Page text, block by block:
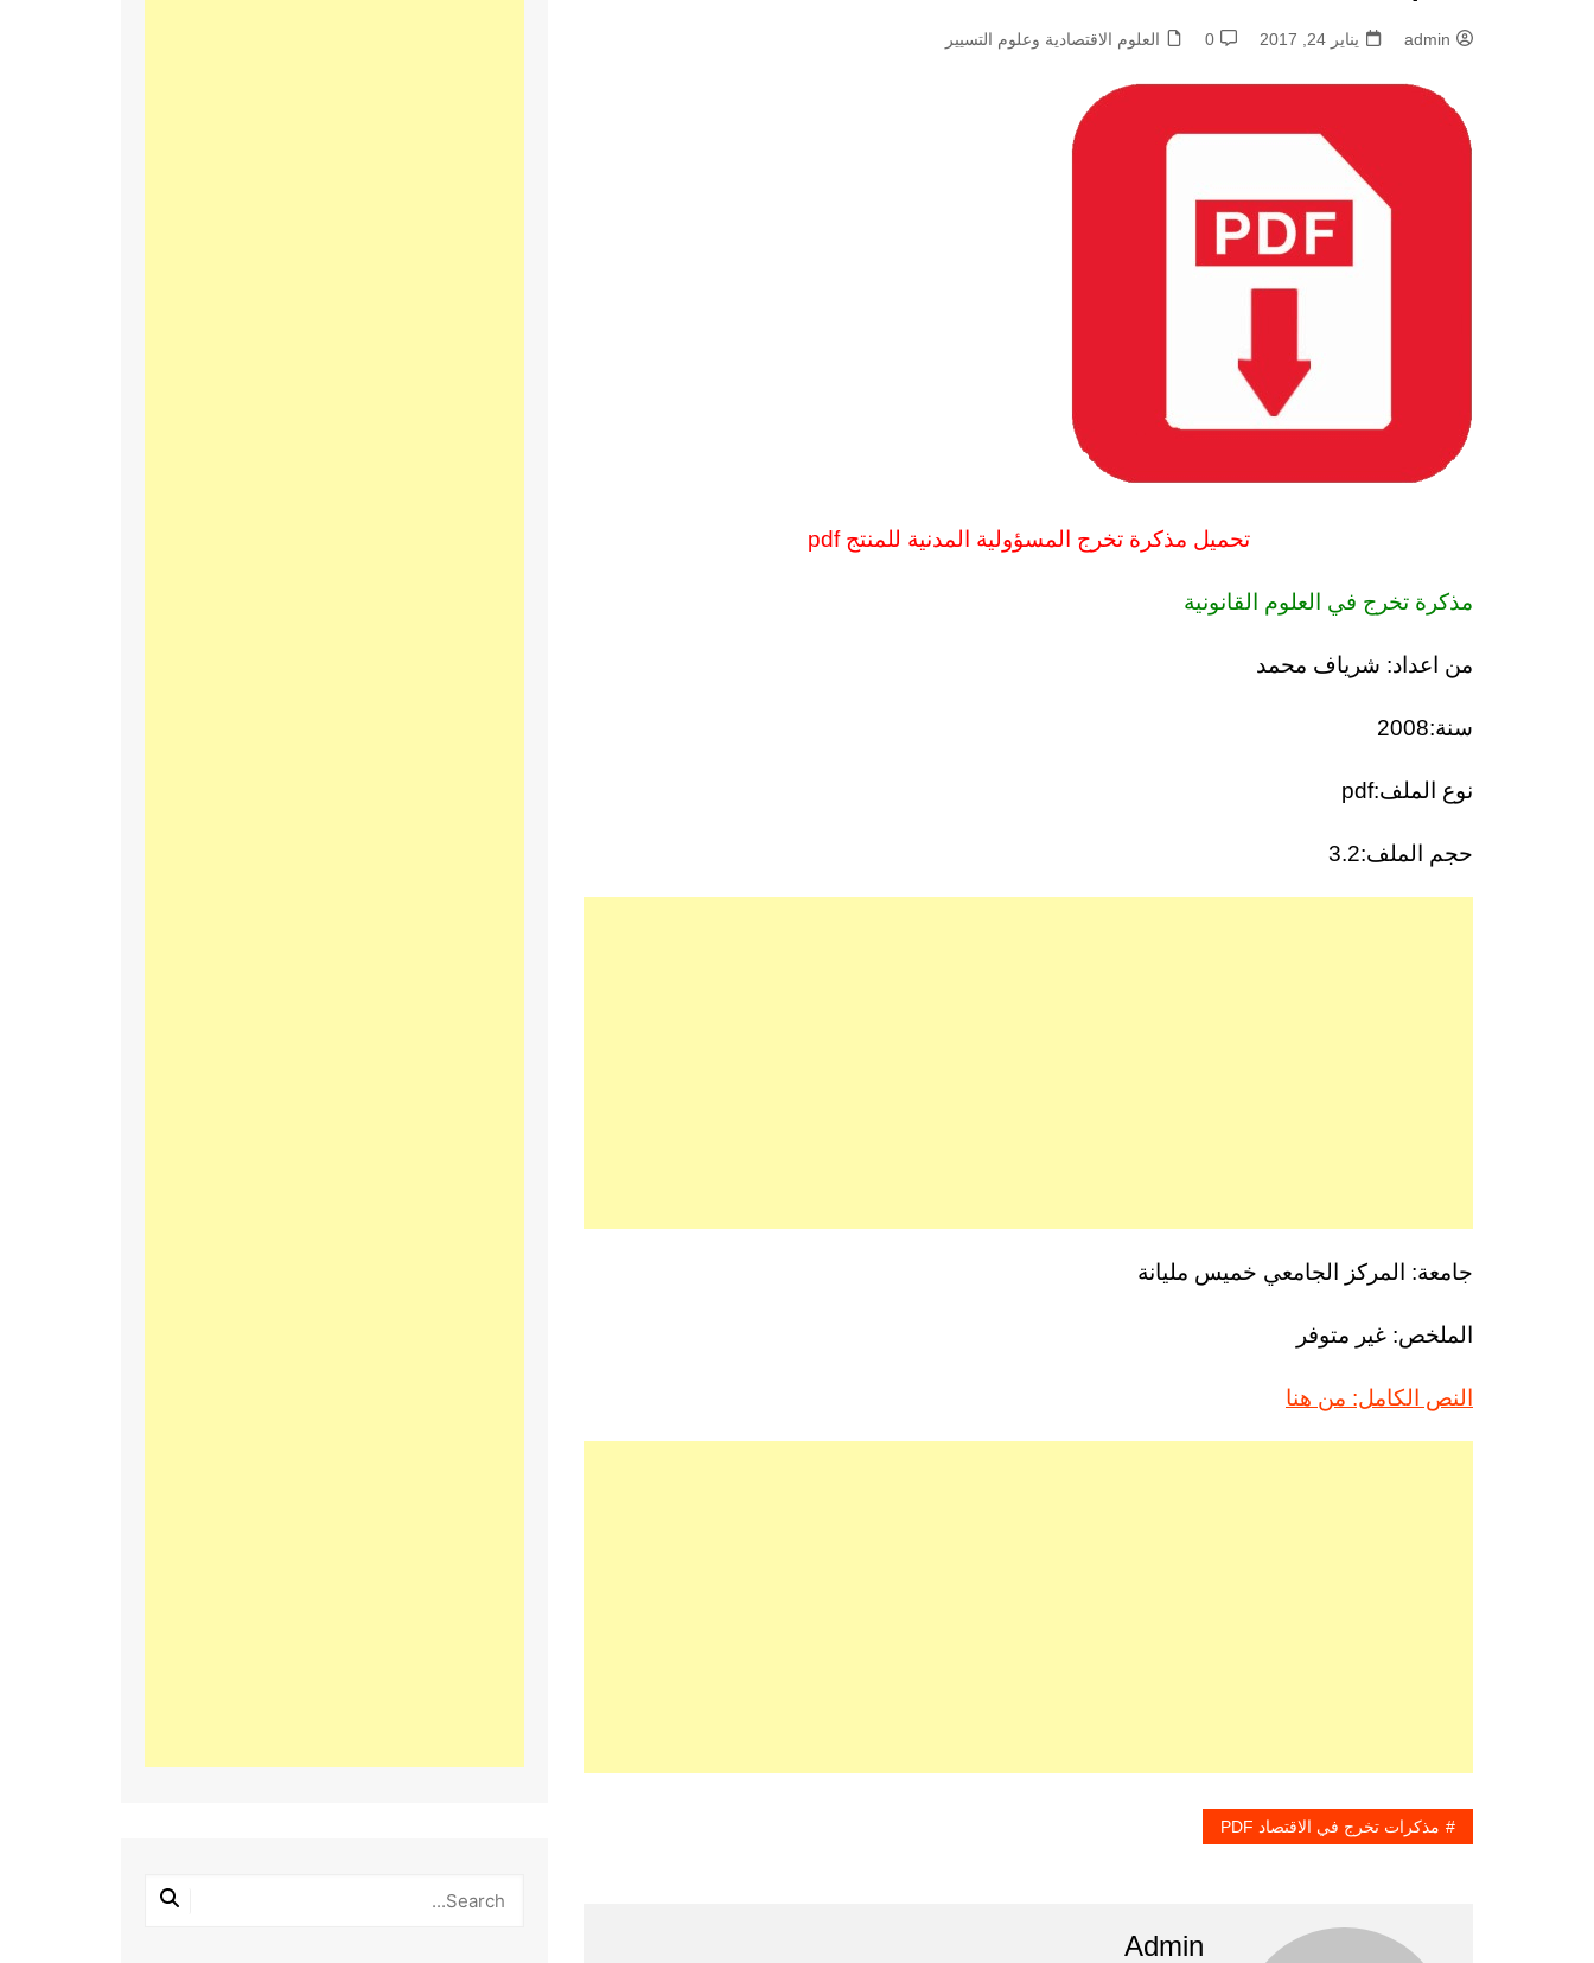
admin يناير 24, 2017 0 العلوم الاقتصادية وعلوم التسيير
تحميل مذكرة تخرج المسؤولية المدنية للمنتج pdf
مذكرة تخرج في العلوم القانونية
من اعداد: شرياف محمد
سنة:2008
نوع الملف:pdf
حجم الملف:3.2
جامعة: المركز الجامعي خميس مليانة
الملخص: غير متوفر
النص الكامل: من هنا
مذكرات تخرج في الاقتصاد PDF
Admin